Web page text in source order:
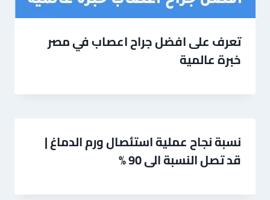
تعرف على افضل جراح اعصاب في مصر
خبرة عالمية
نسبة نجاح عملية استئصال ورم الدماغ |
قد تصل النسبة الى 90 %